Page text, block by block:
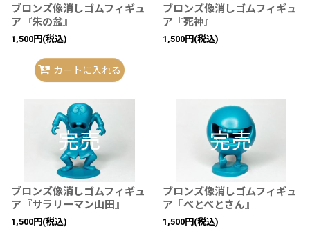
ブロンズ像消しゴムフィギュ
ア『朱の盆』
1,500円 (税込)
カートに入れる
ブロンズ像消しゴムフィギュ
ア『死神』
1,500円 (税込)
ブロンズ像消しゴムフィギュ
ア『サラリーマン山田』
1,500円 (税込)
ブロンズ像消しゴムフィギュ
ア『べとべとさん』
1,500円 (税込)